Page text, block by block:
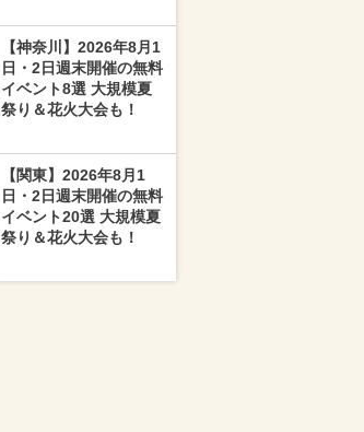
【神奈川】2026年8月1
日・2日週末開催の無料
イベント8選 大規模夏
祭り＆花火大会も！
【関東】2026年8月1
日・2日週末開催の無料
イベント20選 大規模夏
祭り＆花火大会も！